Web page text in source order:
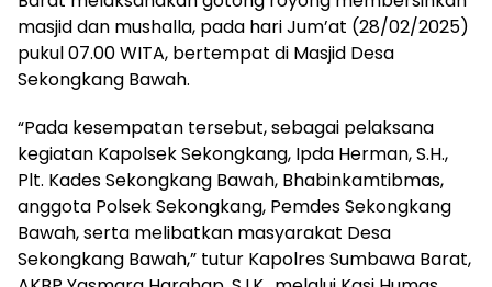
masjid dan mushalla, pada hari Jum’at (28/02/2025)
pukul 07.00 WITA, bertempat di Masjid Desa
Sekongkang Bawah.
“Pada kesempatan tersebut, sebagai pelaksana
kegiatan Kapolsek Sekongkang, Ipda Herman, S.H.,
Plt. Kades Sekongkang Bawah, Bhabinkamtibmas,
anggota Polsek Sekongkang, Pemdes Sekongkang
Bawah, serta melibatkan masyarakat Desa
Sekongkang Bawah,” tutur Kapolres Sumbawa Barat,